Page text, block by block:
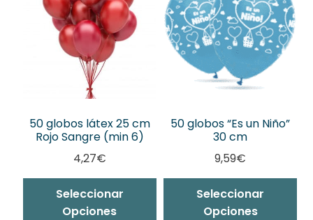
50 globos látex 25 cm
Rojo Sangre (min 6)
4,27€
Seleccionar
Opciones
50 globos “Es un Niño”
30 cm
9,59€
Seleccionar
Opciones